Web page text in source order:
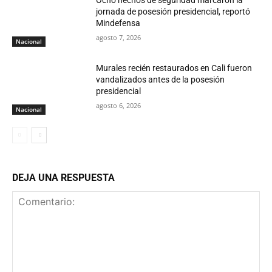
Nacional
jornada de posesión presidencial, reportó
Mindefensa
agosto 7, 2026
Nacional
Murales recién restaurados en Cali fueron
vandalizados antes de la posesión
presidencial
agosto 6, 2026
DEJA UNA RESPUESTA